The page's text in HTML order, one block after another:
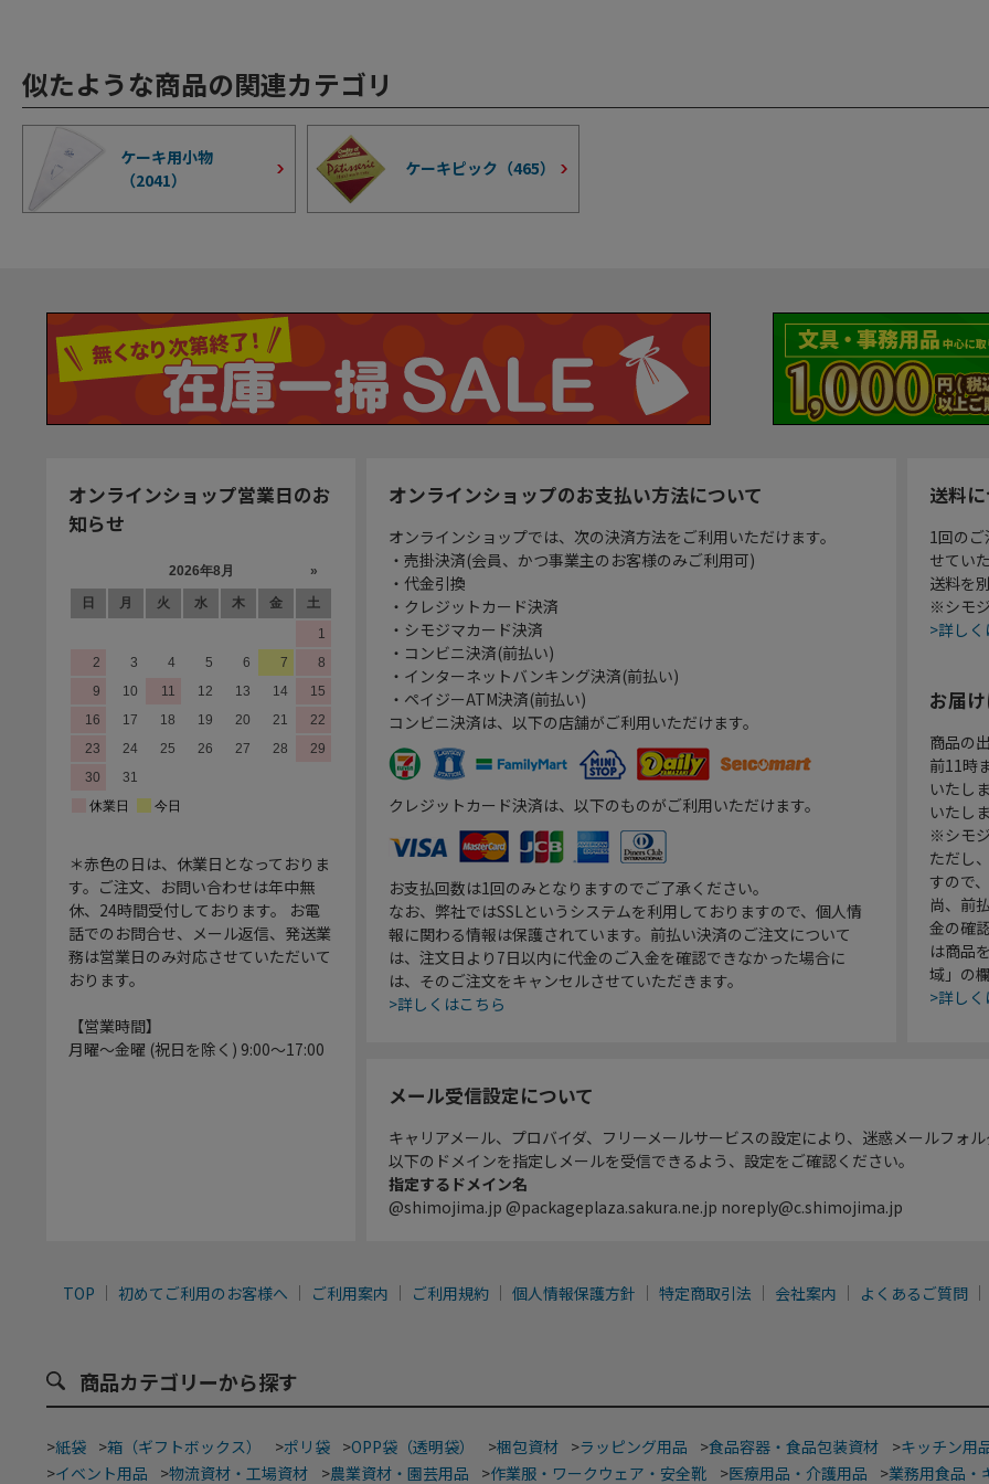
似たような商品の関連カテゴリ
ケーキ用小物
（2041）
ケーキピック（465）
オンラインショップ営業日のお
知らせ
＊赤色の日は、休業日となっておりま
す。ご注文、お問い合わせは年中無
休、24時間受付しております。 お電
話でのお問合せ、メール返信、発送業
務は営業日のみ対応させていただいて
おります。
【営業時間】
月曜～金曜 (祝日を除く) 9:00～17:00
オンラインショップのお支払い方法について
オンラインショップでは、次の決済方法をご利用いただけます。
・売掛決済(会員、かつ事業主のお客様のみご利用可)
・代金引換
・クレジットカード決済
・シモジマカード決済
・コンビニ決済(前払い)
・インターネットバンキング決済(前払い)
・ペイジーATM決済(前払い)
コンビニ決済は、以下の店舗がご利用いただけます。
クレジットカード決済は、以下のものがご利用いただけます。
お支払回数は1回のみとなりますのでご了承ください。
なお、弊社ではSSLというシステムを利用しておりますので、個人情
報に関わる情報は保護されています。前払い決済のご注文について
は、注文日より7日以内に代金のご入金を確認できなかった場合に
は、そのご注文をキャンセルさせていただきます。
>詳しくはこちら
送料
1回の
せてい
送料を
※シモ
>詳し
お届
商品の
前11時
いたし
いたし
※シモ
ただし
すので
尚、前
金の確
は商品
域」の
>詳し
メール受信設定について
キャリアメール、プロバイダ、フリーメールサービスの設定により、迷惑メールフォ
以下のドメインを指定しメールを受信できるよう、設定をご確認ください。
指定するドメイン名
@shimojima.jp @packageplaza.sakura.ne.jp noreply@c.shimojima.jp
TOP 初めてご利用のお客様へ ご利用案内 ご利用規約 個人情報保護方針 特定商取引法 会社案内 よくあるご質問
商品カテゴリーから探す
>紙袋 >箱（ギフトボックス） >ポリ袋 >OPP袋（透明袋） >梱包資材 >ラッピング用品 >食品容器・食品包装資材 >キッチン用
>イベント用品 >物流資材・工場資材 >農業資材・園芸用品 >作業服・ワークウェア・安全靴 >医療用品・介護用品 >業務用食品・